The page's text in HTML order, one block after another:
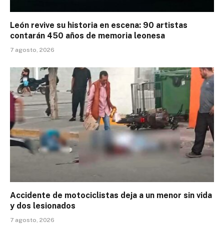
León revive su historia en escena: 90 artistas
contarán 450 años de memoria leonesa
7 agosto, 2026
Accidente de motociclistas deja a un menor sin vida
y dos lesionados
7 agosto, 2026